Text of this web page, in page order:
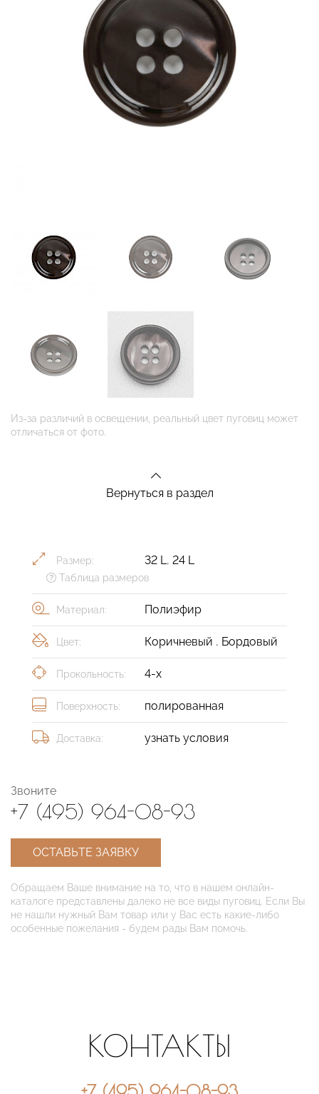
Из-за различий в освещении, реальный цвет пуговиц может
отличаться от фото.
Вернуться в раздел
Размер: 32 L, 24 L
Таблица размеров
Материал: Полиэфир
Цвет: Коричневый , Бордовый
Прокольность: 4-х
Поверхность: полированная
Доставка: узнать условия
Звоните
+7 (495) 964-08-93
ОСТАВЬТЕ ЗАЯВКУ
Обращаем Ваше внимание на то, что в нашем онлайн-
каталоге представлены далеко не все виды пуговиц. Если Вы
не нашли нужный Вам товар или у Вас есть какие-либо
особенные пожелания - будем рады Вам помочь.
КОНТАКТЫ